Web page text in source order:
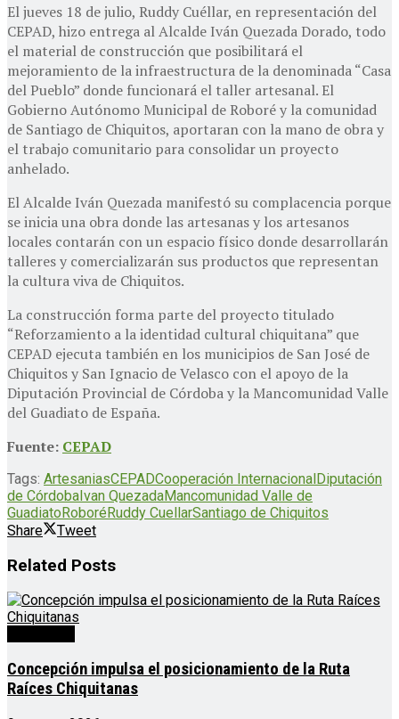
El jueves 18 de julio, Ruddy Cuéllar, en representación del
CEPAD, hizo entrega al Alcalde Iván Quezada Dorado, todo
el material de construcción que posibilitará el
mejoramiento de la infraestructura de la denominada “Casa
del Pueblo” donde funcionará el taller artesanal. El
Gobierno Autónomo Municipal de Roboré y la comunidad
de Santiago de Chiquitos, aportaran con la mano de obra y
el trabajo comunitario para consolidar un proyecto
anhelado.
El Alcalde Iván Quezada manifestó su complacencia porque
se inicia una obra donde las artesanas y los artesanos
locales contarán con un espacio físico donde desarrollarán
talleres y comercializarán sus productos que representan
la cultura viva de Chiquitos.
La construcción forma parte del proyecto titulado
“Reforzamiento a la identidad cultural chiquitana” que
CEPAD ejecuta también en los municipios de San José de
Chiquitos y San Ignacio de Velasco con el apoyo de la
Diputación Provincial de Córdoba y la Mancomunidad Valle
del Guadiato de España.
Fuente: CEPAD
Tags: ArtesaniasCEPADCooperación InternacionalDiputación
de CórdobaIvan QuezadaMancomunidad Valle de
GuadiatoRoboréRuddy CuellarSantiago de Chiquitos
Share
Tweet
Related Posts
Concepción impulsa el posicionamiento de la Ruta
Raíces Chiquitanas